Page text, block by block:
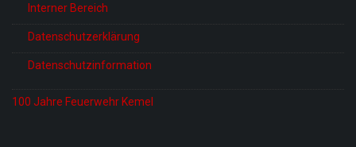
Interner Bereich
Datenschutzerklärung
Datenschutzinformation
100 Jahre Feuerwehr Kemel